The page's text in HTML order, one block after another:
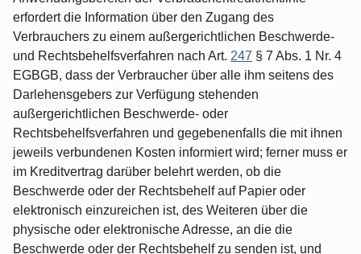
erfordert die Information über den Zugang des
Verbrauchers zu einem außergerichtlichen Beschwerde-
und Rechtsbehelfsverfahren nach Art. 247 § 7 Abs. 1 Nr. 4
EGBGB, dass der Verbraucher über alle ihm seitens des
Darlehensgebers zur Verfügung stehenden
außergerichtlichen Beschwerde- oder
Rechtsbehelfsverfahren und gegebenenfalls die mit ihnen
jeweils verbundenen Kosten informiert wird; ferner muss er
im Kreditvertrag darüber belehrt werden, ob die
Beschwerde oder der Rechtsbehelf auf Papier oder
elektronisch einzureichen ist, des Weiteren über die
physische oder elektronische Adresse, an die die
Beschwerde oder der Rechtsbehelf zu senden ist, und